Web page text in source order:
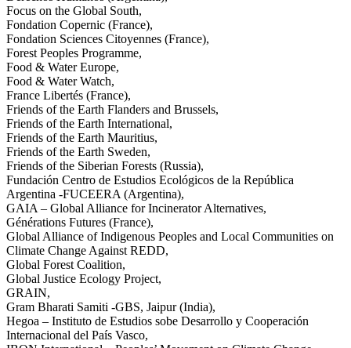
Focus on the Global South,
Fondation Copernic (France),
Fondation Sciences Citoyennes (France),
Forest Peoples Programme,
Food & Water Europe,
Food & Water Watch,
France Libertés (France),
Friends of the Earth Flanders and Brussels,
Friends of the Earth International,
Friends of the Earth Mauritius,
Friends of the Earth Sweden,
Friends of the Siberian Forests (Russia),
Fundación Centro de Estudios Ecológicos de la República
Argentina -FUCEERA (Argentina),
GAIA – Global Alliance for Incinerator Alternatives,
Générations Futures (France),
Global Alliance of Indigenous Peoples and Local Communities on
Climate Change Against REDD,
Global Forest Coalition,
Global Justice Ecology Project,
GRAIN,
Gram Bharati Samiti -GBS, Jaipur (India),
Hegoa – Instituto de Estudios sobe Desarrollo y Cooperación
Internacional del País Vasco,